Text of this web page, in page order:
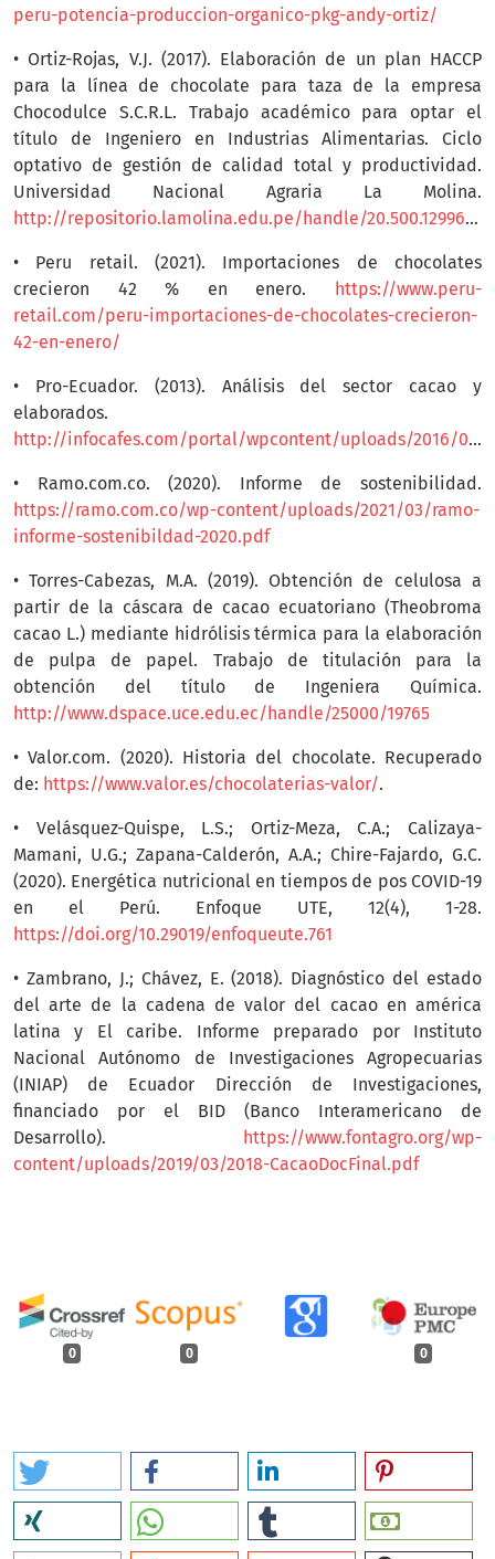
0 0 0
peru-potencia-produccion-organico-pkg-andy-ortiz/
• Ortiz-Rojas, V.J. (2017). Elaboración de un plan HACCP
para la línea de chocolate para taza de la empresa
Chocodulce S.C.R.L. Trabajo académico para optar el
título de Ingeniero en Industrias Alimentarias. Ciclo
optativo de gestión de calidad total y productividad.
Universidad Nacional Agraria La Molina.
http://repositorio.lamolina.edu.pe/handle/20.500.12996/2658
• Peru retail. (2021). Importaciones de chocolates
crecieron 42 % en enero.
https://www.peru-
retail.com/peru-importaciones-de-chocolates-crecieron-
42-en-enero/
• Pro-Ecuador. (2013). Análisis del sector cacao y
elaborados.
http://infocafes.com/portal/wpcontent/uploads/2016/06/PROEC_AS2013_CACAO.pdf
• Ramo.com.co. (2020). Informe de sostenibilidad.
https://ramo.com.co/wp-content/uploads/2021/03/ramo-
informe-sostenibildad-2020.pdf
• Torres-Cabezas, M.A. (2019). Obtención de celulosa a
partir de la cáscara de cacao ecuatoriano (Theobroma
cacao L.) mediante hidrólisis térmica para la elaboración
de pulpa de papel. Trabajo de titulación para la
obtención del título de Ingeniera Química.
http://www.dspace.uce.edu.ec/handle/25000/19765
• Valor.com. (2020). Historia del chocolate. Recuperado
de: https://www.valor.es/chocolaterias-valor/.
• Velásquez-Quispe, L.S.; Ortiz-Meza, C.A.; Calizaya-
Mamani, U.G.; Zapana-Calderón, A.A.; Chire-Fajardo, G.C.
(2020). Energética nutricional en tiempos de pos COVID-19
en el Perú. Enfoque UTE, 12(4), 1-28.
https://doi.org/10.29019/enfoqueute.761
• Zambrano, J.; Chávez, E. (2018). Diagnóstico del estado
del arte de la cadena de valor del cacao en américa
latina y El caribe. Informe preparado por Instituto
Nacional Autónomo de Investigaciones Agropecuarias
(INIAP) de Ecuador Dirección de Investigaciones,
financiado por el BID (Banco Interamericano de
Desarrollo).
https://www.fontagro.org/wp-
content/uploads/2019/03/2018-CacaoDocFinal.pdf